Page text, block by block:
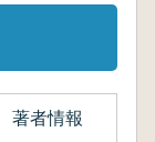
著者情報